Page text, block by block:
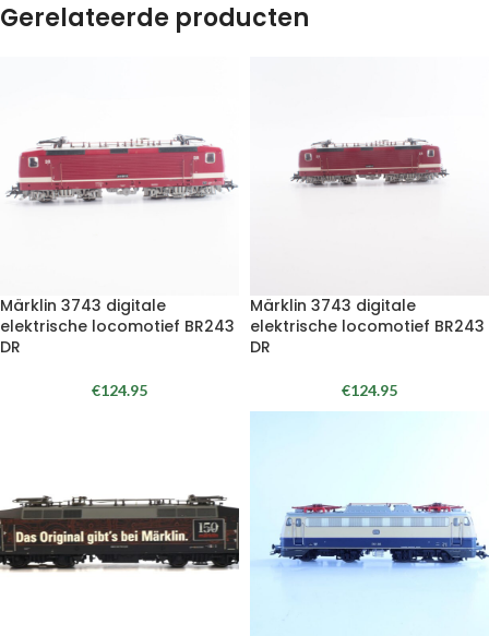
Gerelateerde producten
Märklin 3743 digitale
elektrische locomotief BR243
DR
€124.95
Märklin 3743 digitale
elektrische locomotief BR243
DR
€124.95